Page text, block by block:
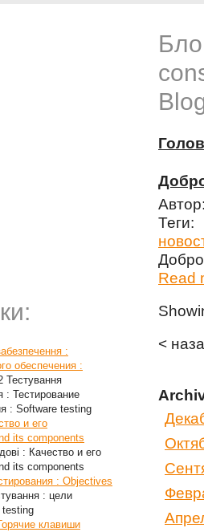
:
обеспечения :
Тестування
: Тестирование
: Software testing
и его
its components
: Качество и его
its components
: Objectives
: цели
testing
клавиши
Теги:
Read
<